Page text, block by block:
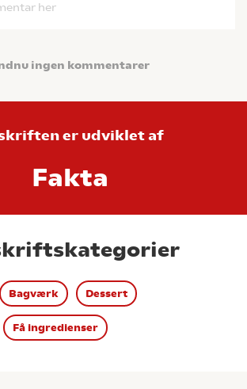
her
ingen kommentarer
er udviklet af
Fakta
Bagværk Dessert
Få ingredienser